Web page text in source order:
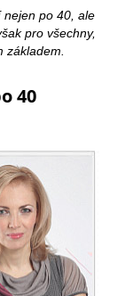
nejen po 40, ale
pro všechny,
40